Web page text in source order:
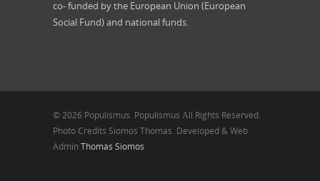
co- funded by the European Union (European
Social Fund) and national funds.
© 2026 Populismus. Populismus Αll Rights Reserved.
Photo Credits Siomos Thomas. Developed & Web
AdminThomas Siomos